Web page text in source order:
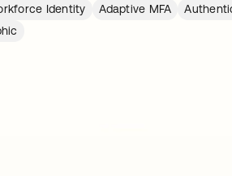
Identity Adaptive MFA